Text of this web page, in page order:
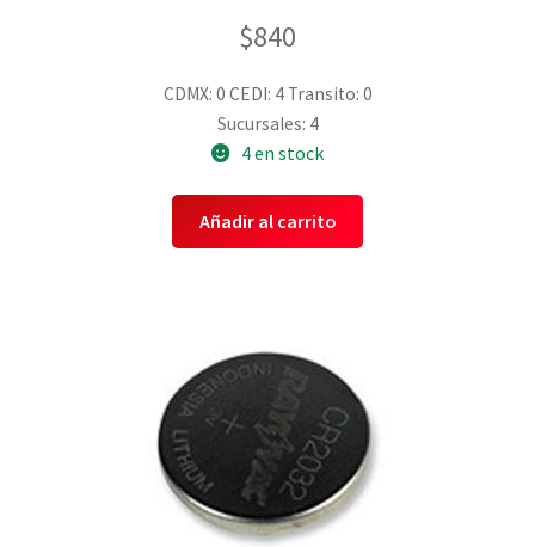
$840
CDMX: 0 CEDI: 4 Transito: 0
Sucursales: 4
4 en stock
Añadir al carrito